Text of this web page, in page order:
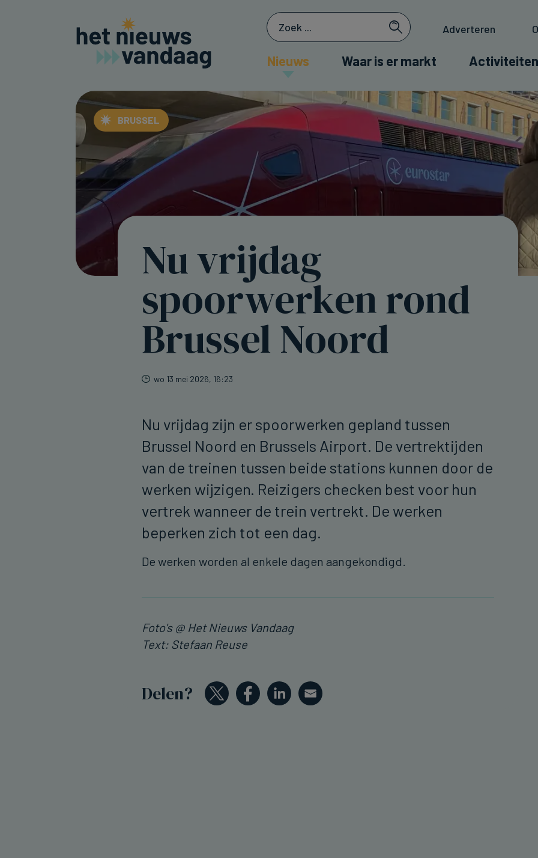
Adverteren
Nieuws Waar is er markt
BRUSSEL
Nu vrijdag
spoorwerken rond
Brussel Noord
wo 13 mei 2026, 16:23
Nu vrijdag zijn er spoorwerken gepland tussen
Brussel Noord en Brussels Airport. De vertrektijden
van de treinen tussen beide stations kunnen door de
werken wijzigen. Reizigers checken best voor hun
vertrek wanneer de trein vertrekt. De werken
beperken zich tot een dag.
De werken worden al enkele dagen aangekondigd.
Foto's @ Het Nieuws Vandaag
Text: Stefaan Reuse
Delen?